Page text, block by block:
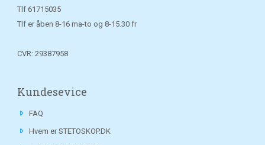
Tlf 61715035
Tlf er åben 8-16 ma-to og 8-15.30 fr
CVR: 29387958
Kundesevice
FAQ
Hvem er STETOSKOP.DK